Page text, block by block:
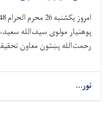
پوهنیار مولوی سیف‌الله
رحمت‌الله پښتون معاون
نور...